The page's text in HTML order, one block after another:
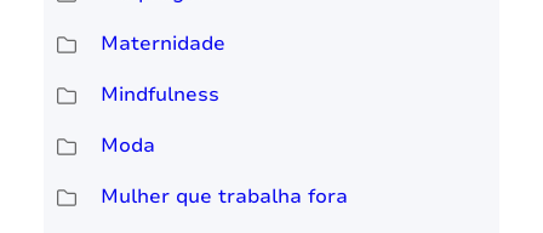
Maternidade
Mindfulness
Moda
Mulher que trabalha fora